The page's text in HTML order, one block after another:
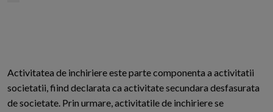
Activitatea de inchiriere este parte componenta a activitatii
societatii, fiind declarata ca activitate secundara desfasurata
de societate. Prin urmare, activitatile de inchiriere se